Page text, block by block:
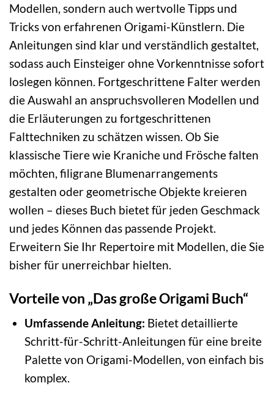
Modellen, sondern auch wertvolle Tipps und
Tricks von erfahrenen Origami-Künstlern. Die
Anleitungen sind klar und verständlich gestaltet,
sodass auch Einsteiger ohne Vorkenntnisse sofort
loslegen können. Fortgeschrittene Falter werden
die Auswahl an anspruchsvolleren Modellen und
die Erläuterungen zu fortgeschrittenen
Falttechniken zu schätzen wissen. Ob Sie
klassische Tiere wie Kraniche und Frösche falten
möchten, filigrane Blumenarrangements
gestalten oder geometrische Objekte kreieren
wollen – dieses Buch bietet für jeden Geschmack
und jedes Können das passende Projekt.
Erweitern Sie Ihr Repertoire mit Modellen, die Sie
bisher für unerreichbar hielten.
Vorteile von „Das große Origami Buch“
Umfassende Anleitung: Bietet detaillierte
Schritt-für-Schritt-Anleitungen für eine breite
Palette von Origami-Modellen, von einfach bis
komplex.